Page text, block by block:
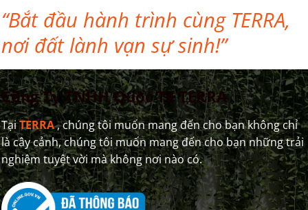
“Bắt đầu hành trình cùng TERRA,
nơi đất lành vạn sự sinh!”
Công Ty TNHH Quốc Tế TERRA
TạiTERRA, chúng tôi muốn mang đến cho bạn không chỉ
là cây cảnh, chúng tôi muốn mang đến cho bạn những trải
nghiệm tuyệt vời mà không nơi nào có.